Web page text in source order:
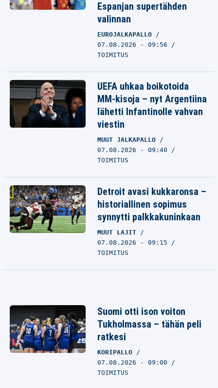
Espanjan supertähden
valinnan
EUROJALKAPALLO
07.08.2026 - 09:56
TOIMITUS
UEFA uhkaa boikotoida
MM-kisoja – nyt Argentiina
lähetti Infantinolle vahvan
viestin
MUUT JALKAPALLO
07.08.2026 - 09:40
TOIMITUS
Detroit avasi kukkaronsa –
historiallinen sopimus
synnytti palkkakuninkaan
MUUT LAJIT
07.08.2026 - 09:15
TOIMITUS
Suomi otti ison voiton
Tukholmassa – tähän peli
ratkesi
KORIPALLO
07.08.2026 - 09:00
TOIMITUS